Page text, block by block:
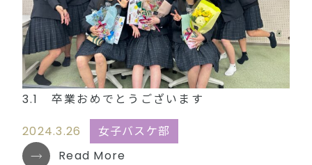
3.1 卒業おめでとうございます
2024.3.26
女子バスケ部
Read More